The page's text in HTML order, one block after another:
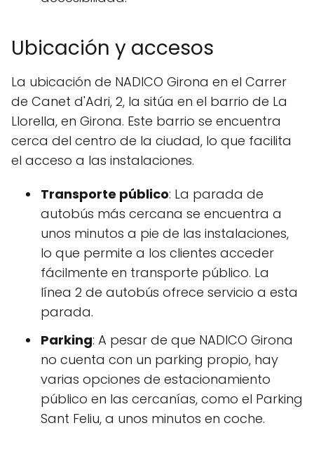
Ubicación y accesos
La ubicación de NADICO Girona en el Carrer
de Canet d'Adri, 2, la sitúa en el barrio de La
Llorella, en Girona. Este barrio se encuentra
cerca del centro de la ciudad, lo que facilita
el acceso a las instalaciones.
Transporte público: La parada de
autobús más cercana se encuentra a
unos minutos a pie de las instalaciones,
lo que permite a los clientes acceder
fácilmente en transporte público. La
línea 2 de autobús ofrece servicio a esta
parada.
Parking: A pesar de que NADICO Girona
no cuenta con un parking propio, hay
varias opciones de estacionamiento
público en las cercanías, como el Parking
Sant Feliu, a unos minutos en coche.